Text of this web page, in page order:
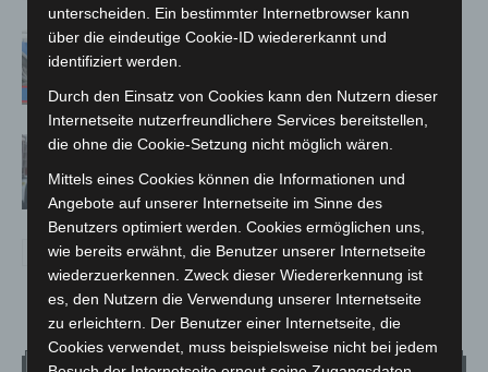
Mann läuft mit Hockeyschläger über
A7 – Polizei sucht Zeugen
Celle: Mensch stirbt bei Bagger-Unfall
auf Baustelle
unterscheiden. Ein bestimmter Internetbrowser kann
über die eindeutige Cookie-ID wiedererkannt und
identifiziert werden.
Durch den Einsatz von Cookies kann den Nutzern dieser
Internetseite nutzerfreundlichere Services bereitstellen,
die ohne die Cookie-Setzung nicht möglich wären.
Mittels eines Cookies können die Informationen und
Angebote auf unserer Internetseite im Sinne des
Benutzers optimiert werden. Cookies ermöglichen uns,
wie bereits erwähnt, die Benutzer unserer Internetseite
wiederzuerkennen. Zweck dieser Wiedererkennung ist
es, den Nutzern die Verwendung unserer Internetseite
zu erleichtern. Der Benutzer einer Internetseite, die
Cookies verwendet, muss beispielsweise nicht bei jedem